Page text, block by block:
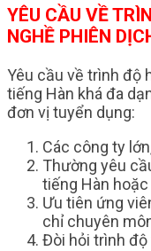
YÊU CẦU VỀ
NGHỀ PHIÊN
Yêu cầu về trình độ
tiếng Hàn khá đa
đơn vị tuyển dụng:
Các công ty
Thường yêu
tiếng Hàn
Ưu tiên ứng
chỉ chuyên
Đòi hỏi trình độ